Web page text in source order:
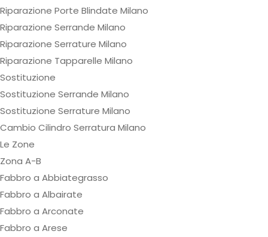
Riparazione Porte Blindate Milano
Riparazione Serrande Milano
Riparazione Serrature Milano
Riparazione Tapparelle Milano
Sostituzione
Sostituzione Serrande Milano
Sostituzione Serrature Milano
Cambio Cilindro Serratura Milano
Le Zone
Zona A-B
Fabbro a Abbiategrasso
Fabbro a Albairate
Fabbro a Arconate
Fabbro a Arese